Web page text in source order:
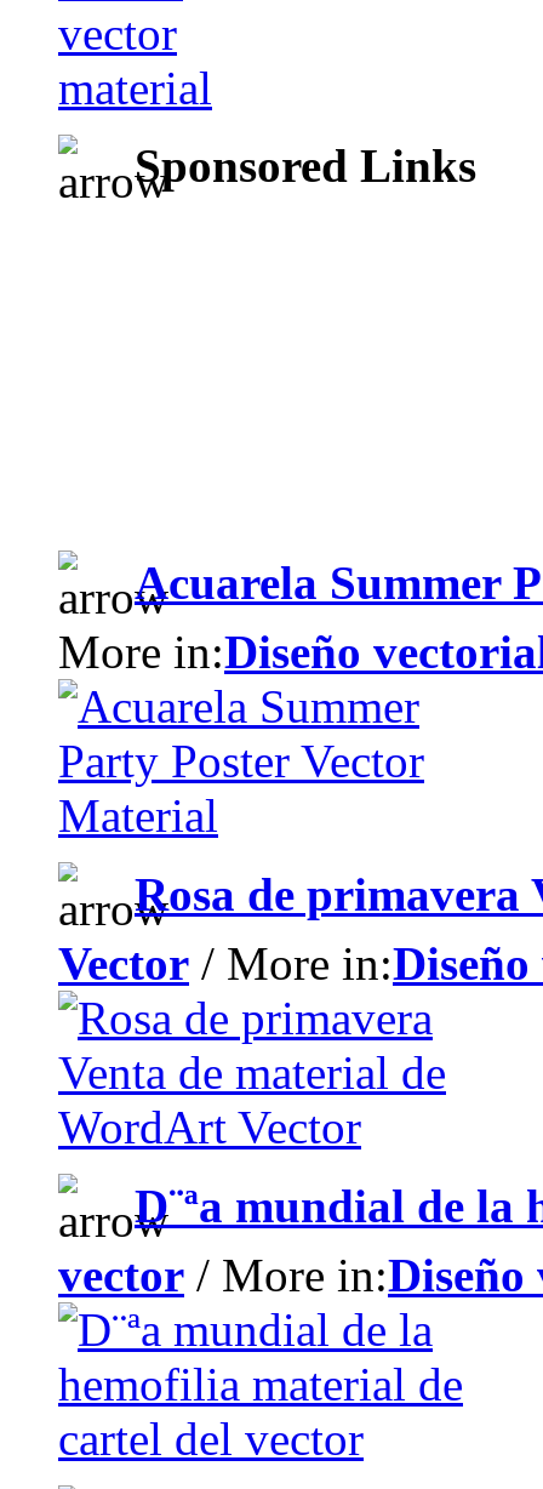
Sponsored Links
Acuarela Summer
More in:Diseño
Rosa de
Vector / More in:
D¨ªa mundial de
vector / More in: